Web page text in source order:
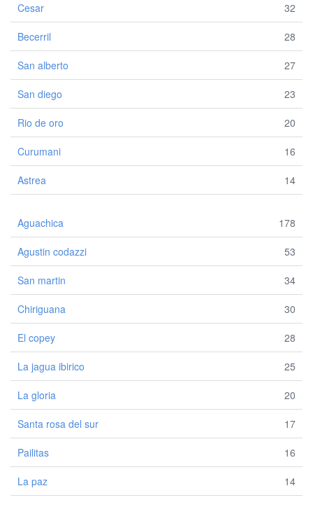
Cesar 32
Becerril 28
San alberto 27
San diego 23
Rio de oro 20
Curumani 16
Astrea 14
Aguachica 178
Agustin codazzi 53
San martin 34
Chiriguana 30
El copey 28
La jagua ibirico 25
La gloria 20
Santa rosa del sur 17
Pailitas 16
La paz 14